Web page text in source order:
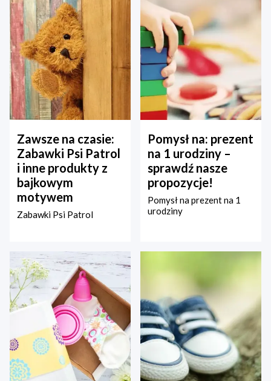
Zawsze na czasie:
Zabawki Psi Patrol
i inne produkty z
bajkowym
motywem
Zabawki Psi Patrol
Pomysł na: prezent
na 1 urodziny –
sprawdź nasze
propozycje!
Pomysł na prezent na 1
urodziny